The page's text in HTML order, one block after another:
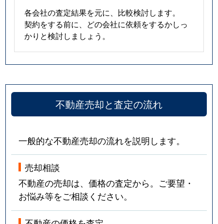
各会社の査定結果を元に、比較検討します。
契約をする前に、どの会社に依頼をするかしっ
かりと検討しましょう。
不動産売却と査定の流れ
一般的な不動産売却の流れを説明します。
売却相談
不動産の売却は、価格の査定から。ご要望・
お悩み等をご相談ください。